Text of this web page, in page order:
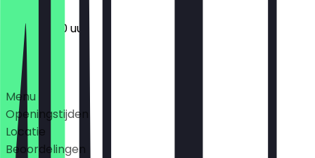
11:00 - 17:00 uur
Deals
Menu
Openingstijden
Locatie
Beoordelingen